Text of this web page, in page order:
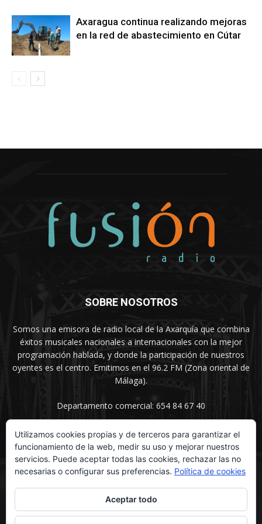
Axaragua continua realizando mejoras
en la red de abastecimiento en Cútar
SOBRE NOSOTROS
Somos una emisora de radio local de la Axarquía que combina
éxitos musicales nacionales a internacionales con la mejor
programación hablada, y donde la participación de nuestros
oyentes es el centro. Emitimos en el 96.2 FM (Zona oriental de
Málaga).
Departamento comercial: 654 84 67 40
SÍGUENOS
Utilizamos cookies propias y de terceros para garantizar el
funcionamiento de la web, medir su uso y mejorar nuestros
servicios. Puede aceptar todas las cookies, rechazar las no
necesarias o configurar sus preferencias. Política de cookies
Aceptar todo